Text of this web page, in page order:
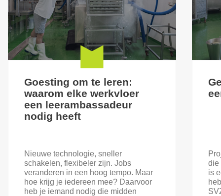
Goesting om te leren:
waarom elke werkvloer
een leerambassadeur
nodig heeft
Nieuwe technologie, sneller
schakelen, flexibeler zijn. Jobs
veranderen in een hoog tempo. Maar
hoe krijg je iedereen mee? Daarvoor
heb je iemand nodig die midden
die
is